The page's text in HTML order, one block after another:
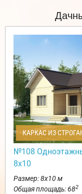
КАРКАС ИЗ
№108
8х10
Размер: 8х10 м
Общая площадь: 682